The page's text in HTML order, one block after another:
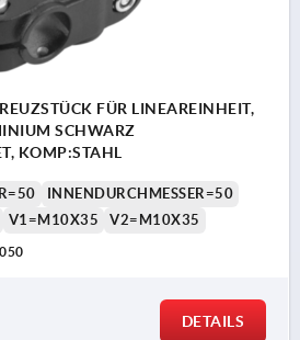
FÜR LINEAREINHEIT,
SCHWARZ
KOMP:STAHL
INNENDURCHMESSER=50
V1=M10X35 V2=M10X35
DETAILS